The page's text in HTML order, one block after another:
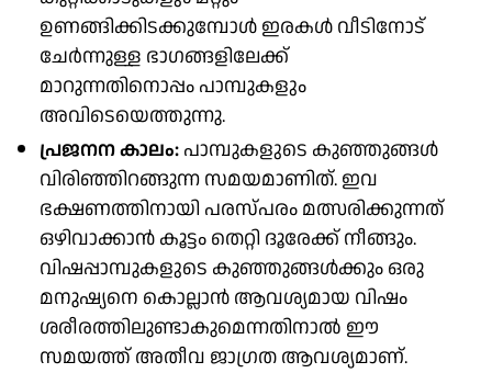
ഉണങ്ങിക്കിടക്കുമ്പോൾ ഇരകൾ വീടിനോട്
ചേർന്നുള്ള ഭാഗങ്ങളിലേക്ക്
മാറുന്നതിനൊപ്പം പാമ്പുകളും
അവിടെയെത്തുന്നു.
പ്രജനന കാലം: പാമ്പുകളുടെ കുഞ്ഞുങ്ങൾ
വിരിഞ്ഞിറങ്ങുന്ന സമയമാണിത്. ഇവ
ഭക്ഷണത്തിനായി പരസ്പരം മത്സരിക്കുന്നത്
ഒഴിവാക്കാൻ കൂട്ടം തെറ്റി ദൂരേക്ക് നീങ്ങും.
വിഷപ്പാമ്പുകളുടെ കുഞ്ഞുങ്ങൾക്കും ഒരു
മനുഷ്യനെ കൊല്ലാൻ ആവശ്യമായ വിഷം
ശരീരത്തിലുണ്ടാകുമെന്നതിനാൽ ഈ
സമയത്ത് അതീവ ജാഗ്രത ആവശ്യമാണ്.